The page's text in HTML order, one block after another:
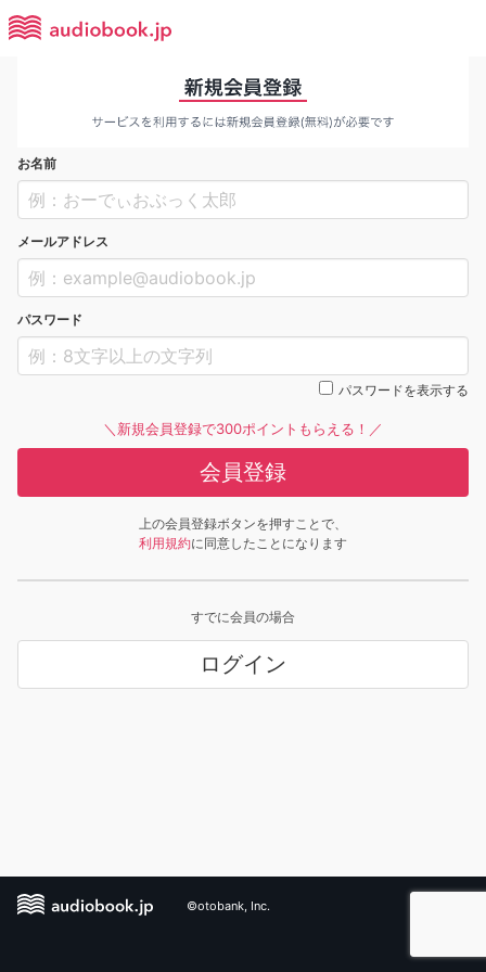
お名前
メールアドレス
パスワード
パスワードを表示する
＼新規会員登録で300ポイントもらえる！／
会員登録
上の会員登録ボタンを押すことで、
利用規約に同意したことになります
すでに会員の場合
ログイン
©otobank, Inc.